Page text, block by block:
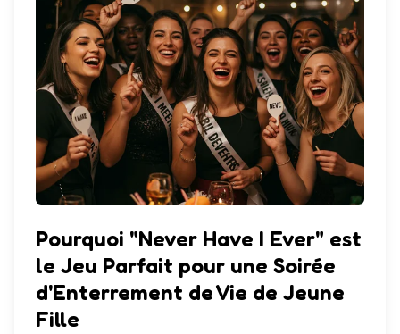
Pourquoi "Never Have I Ever" est
le Jeu Parfait pour une Soirée
d'Enterrement de Vie de Jeune
Fille